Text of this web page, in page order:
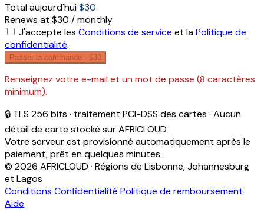
Total aujourd'hui$30
Renews at $30 / monthly
J'accepte les Conditions de service et laPolitique de
confidentialité.
Passer la commande · $30
Renseignez votre e-mail et un mot de passe (8 caractères
minimum).
🔒 TLS 256 bits · traitement PCI-DSS des cartes · Aucun
détail de carte stocké sur AFRICLOUD
Votre serveur est provisionné automatiquement après le
paiement, prêt en quelques minutes.
© 2026 AFRICLOUD · Régions de Lisbonne, Johannesburg
et Lagos
Conditions Confidentialité Politique de remboursement
Aide